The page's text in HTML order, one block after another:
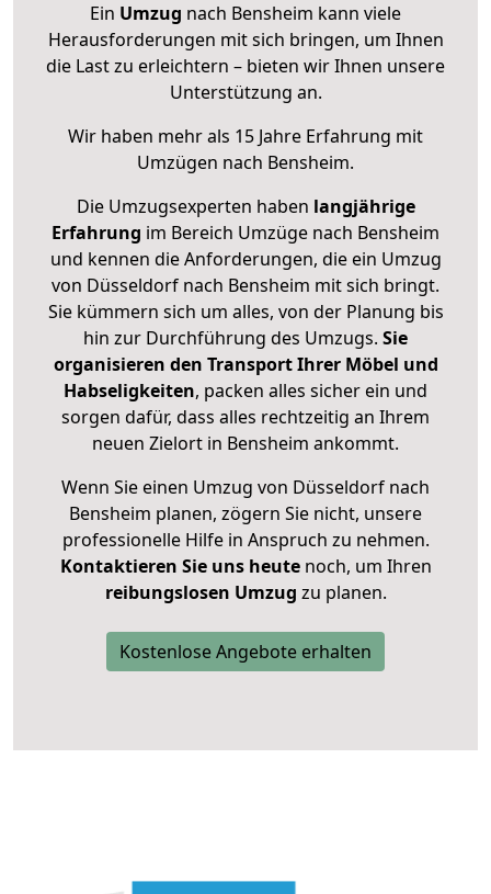
Ein Umzug nach Bensheim kann viele
Herausforderungen mit sich bringen, um Ihnen
die Last zu erleichtern – bieten wir Ihnen unsere
Unterstützung an.
Wir haben mehr als 15 Jahre Erfahrung mit
Umzügen nach Bensheim.
Die Umzugsexperten haben langjährige
Erfahrung im Bereich Umzüge nach Bensheim
und kennen die Anforderungen, die ein Umzug
von Düsseldorf nach Bensheim mit sich bringt.
Sie kümmern sich um alles, von der Planung bis
hin zur Durchführung des Umzugs. Sie
organisieren den Transport Ihrer Möbel und
Habseligkeiten, packen alles sicher ein und
sorgen dafür, dass alles rechtzeitig an Ihrem
neuen Zielort in Bensheim ankommt.
Wenn Sie einen Umzug von Düsseldorf nach
Bensheim planen, zögern Sie nicht, unsere
professionelle Hilfe in Anspruch zu nehmen.
Kontaktieren Sie uns heutenoch, um Ihren
reibungslosen Umzug zu planen.
Kostenlose Angebote erhalten